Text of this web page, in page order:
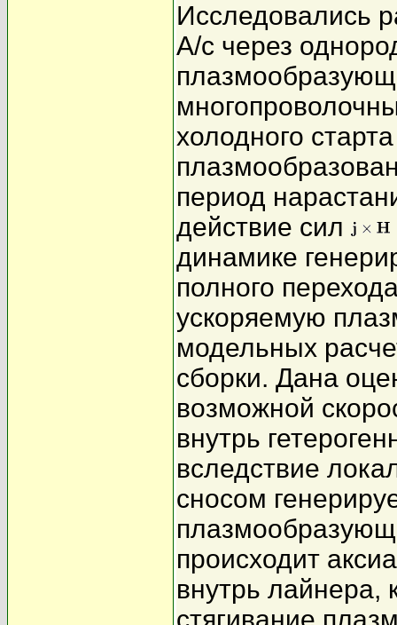
Исследовались
А/с через
холодного
период
действие сил
динамике
полного
ускоряемую
модельных
сборки. Дана
возможной
внутрь
вследствие
сносом
происходит
внутрь